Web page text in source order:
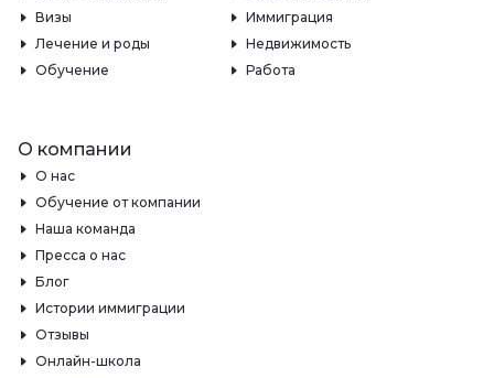
Визы
Иммиграция
Лечение и роды
Недвижимость
Обучение
Работа
О компании
О нас
Обучение от компании
Наша команда
Пресса о нас
Блог
Истории иммиграции
Отзывы
Онлайн-школа